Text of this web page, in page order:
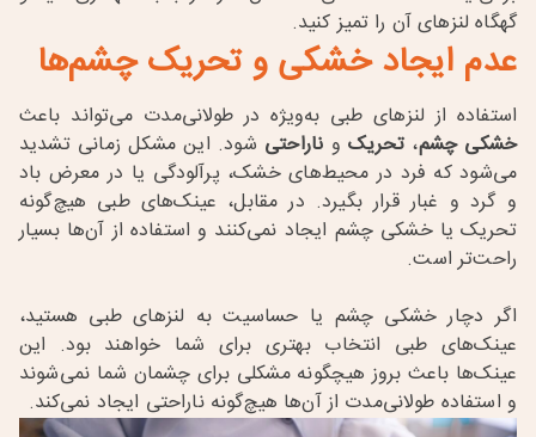
گهگاه لنزهای آن را تمیز کنید.
عدم ایجاد خشکی و تحریک چشم‌ها
استفاده از لنزهای طبی به‌ویژه در طولانی‌مدت می‌تواند باعث
خشکی چشم،تحریک و ناراحتی شود. این مشکل زمانی تشدید
می‌شود که فرد در محیط‌های خشک، پرآلودگی یا در معرض باد
و گرد و غبار قرار بگیرد. در مقابل، عینک‌های طبی هیچ‌گونه
تحریک یا خشکی چشم ایجاد نمی‌کنند و استفاده از آن‌ها بسیار
راحت‌تر است.
اگر دچار خشکی چشم یا حساسیت به لنزهای طبی هستید،
عینک‌های طبی انتخاب بهتری برای شما خواهند بود. این
عینک‌ها باعث بروز هیچگونه مشکلی برای چشمان شما نمی‌شوند
و استفاده طولانی‌مدت از آن‌ها هیچ‌گونه ناراحتی ایجاد نمی‌کند.